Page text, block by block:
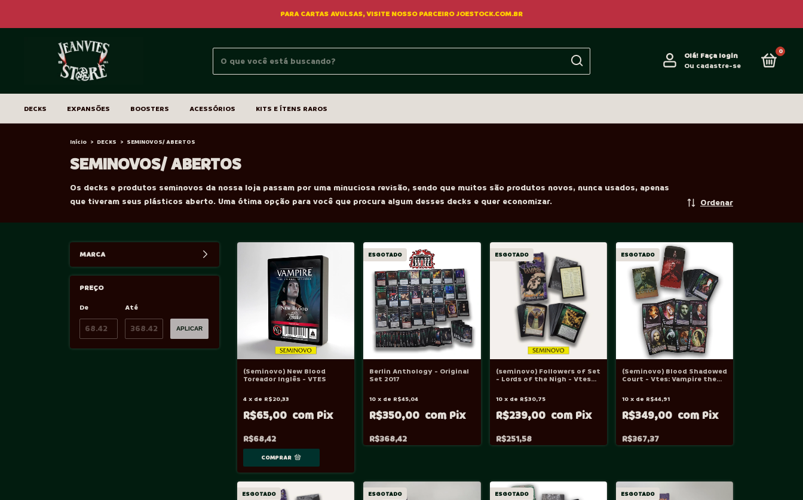
PARA CARTAS AVULSAS, VISITE NOSSO PARCEIRO JOESTOCK.COM.BR
Olá! Faça login
Ou cadastre-se
0
DECKS EXPANSÕES BOOSTERS ACESSÓRIOS KITS E ÍTENS RAROS
Início > DECKS > SEMINOVOS/ ABERTOS
SEMINOVOS/ ABERTOS
Os decks e produtos seminovos da nossa loja passam por uma minuciosa revisão, sendo que muitos são produtos novos, nunca usados, apenas
que tiveram seus plásticos aberto. Uma ótima opção para você que procura algum desses decks e quer economizar.
Ordenar
MARCA
PREÇO
De
Até
APLICAR
(Seminovo) New Blood
Toreador Inglês - VTES
R$68,42
R$65,00
4 x de R$20,33
ESGOTADO
Berlin Anthology - Original
Set 2017
R$368,42
R$350,00
10 x de R$45,04
ESGOTADO
(seminovo) Followers of Set
- Lords of the Nigh - Vtes
R$251,58
R$239,00
10 x de R$30,75
ESGOTADO
(Seminovo) Blood Shadowed
Court - Vtes: Vampire the
R$367,37
R$349,00
10 x de R$44,91
ESGOTADO ESGOTADO ESGOTADO ESGOTADO